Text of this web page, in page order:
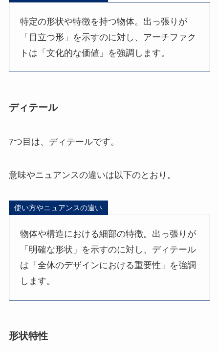
特定の形状や特徴を持つ物体。出っ張りが
「目立つ形」を示すのに対し、アーチファク
トは「文化的な価値」を強調します。
ディテール
7つ目は、ディテールです。
意味やニュアンスの違いは以下のとおり。
使い方やニュアンスの違い
物体や構造における細部の特徴。出っ張りが
「明確な形状」を示すのに対し、ディテール
は「全体のデザインにおける重要性」を強調
します。
形状特性